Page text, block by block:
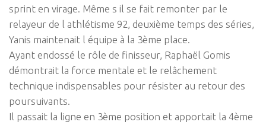
sprint en virage. Même s il se fait remonter par le
relayeur de l athlétisme 92, deuxième temps des séries,
Yanis maintenait l équipe à la 3ème place.
Ayant endossé le rôle de finisseur, Raphaël Gomis
démontrait la force mentale et le relâchement
technique indispensables pour résister au retour des
poursuivants.
Il passait la ligne en 3ème position et apportait la 4ème